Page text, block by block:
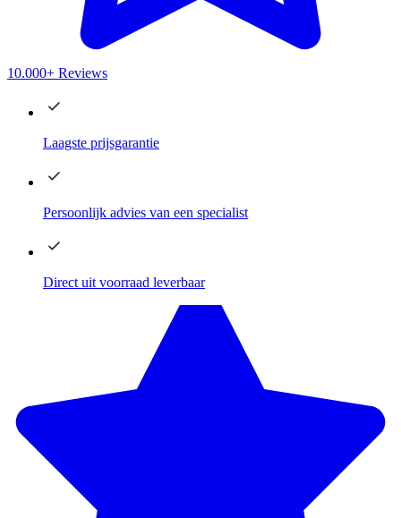
10.000+ Reviews
Laagste prijsgarantie
Persoonlijk advies van een specialist
Direct uit voorraad leverbaar